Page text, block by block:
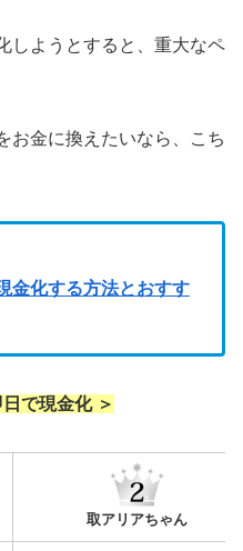
しようとすると、重大なペ
お金に換えたいなら、こち
金化する方法とおすす
で現金化 ＞
取アリアちゃん